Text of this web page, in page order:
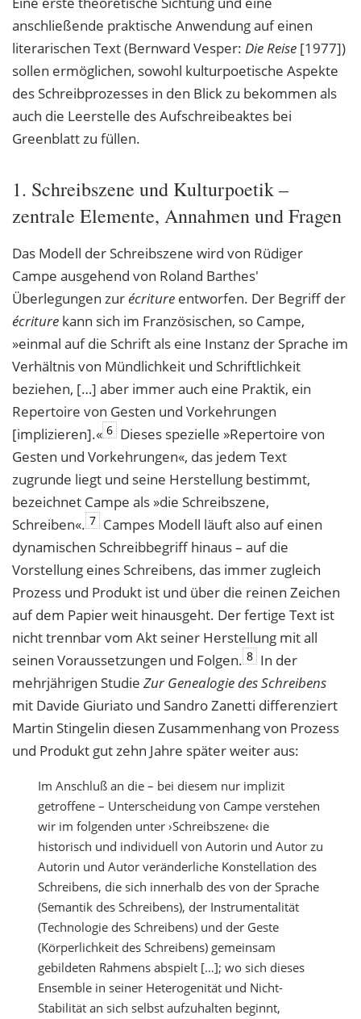
anschließende praktische Anwendung auf einen
literarischen Text (Bernward Vesper: Die Reise [1977])
sollen ermöglichen, sowohl kulturpoetische Aspekte
des Schreibprozesses in den Blick zu bekommen als
auch die Leerstelle des Aufschreibeaktes bei
Greenblatt zu füllen.
1. Schreibszene und Kulturpoetik –
zentrale Elemente, Annahmen und Fragen
Das Modell der Schreibszene wird von Rüdiger
Campe ausgehend von Roland Barthes'
Überlegungen zurécriture entworfen. Der Begriff der
écriture kann sich im Französischen, so Campe,
»einmal auf die Schrift als eine Instanz der Sprache im
Verhältnis von Mündlichkeit und Schriftlichkeit
beziehen, […] aber immer auch eine Praktik, ein
Repertoire von Gesten und Vorkehrungen
[implizieren].« 6 Dieses spezielle »Repertoire von
Gesten und Vorkehrungen«, das jedem Text
zugrunde liegt und seine Herstellung bestimmt,
bezeichnet Campe als »die Schreibszene,
Schreiben«. 7 Campes Modell läuft also auf einen
dynamischen Schreibbegriff hinaus – auf die
Vorstellung eines Schreibens, das immer zugleich
Prozess und Produkt ist und über die reinen Zeichen
auf dem Papier weit hinausgeht. Der fertige Text ist
nicht trennbar vom Akt seiner Herstellung mit all
seinen Voraussetzungen und Folgen. 8 In der
mehrjährigen Studie Zur Genealogie des Schreibens
mit Davide Giuriato und Sandro Zanetti differenziert
Martin Stingelin diesen Zusammenhang von Prozess
und Produkt gut zehn Jahre später weiter aus:
Im Anschluß an die – bei diesem nur implizit
getroffene – Unterscheidung von Campe verstehen
wir im folgenden unter ›Schreibszene‹ die
historisch und individuell von Autorin und Autor zu
Autorin und Autor veränderliche Konstellation des
Schreibens, die sich innerhalb des von der Sprache
(Semantik des Schreibens), der Instrumentalität
(Technologie des Schreibens) und der Geste
(Körperlichkeit des Schreibens) gemeinsam
gebildeten Rahmens abspielt […]; wo sich dieses
Ensemble in seiner Heterogenität und Nicht-
Stabilität an sich selbst aufzuhalten beginnt,